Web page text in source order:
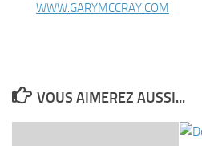
WWW.GARYMCCRAY.COM
VOUS AIMEREZ AUSSI...